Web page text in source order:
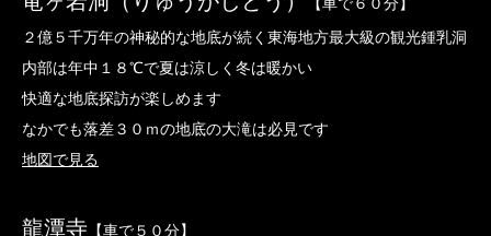
【車で６０分】
２億５千万年の神秘的な地底が続く東海地方最大級の観光鍾乳洞
内部は年中１８℃で夏は涼しく冬は暖かい
快適な地底探訪が楽しめます
なかでも落差３０ｍの地底の大滝は必見です
地図で見る
龍潭寺 【車で５０分】